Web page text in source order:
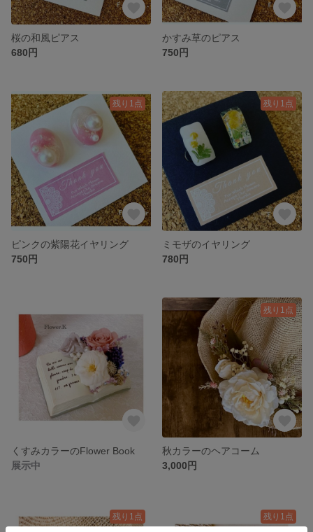
桜の和風ピアス
680円
かすみ草のピアス
750円
残り1点
ピンクの紫陽花イヤリング
750円
残り1点
ミモザのイヤリング
780円
くすみカラーのFlower Book
展示中
残り1点
秋カラーのヘアコーム
3,000円
残り1点 残り1点